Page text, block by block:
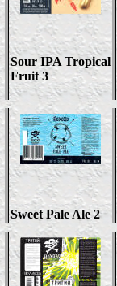
Sour IPA Tropical
Fruit 3
Sweet Pale Ale2